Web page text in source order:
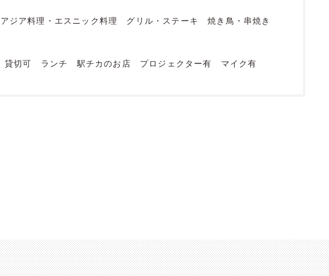
アジア料理・エスニック料理 グリル・ステーキ
焼き鳥・串焼き
貸切可 ランチ 駅チカのお店 プロジェクター有
マイク有